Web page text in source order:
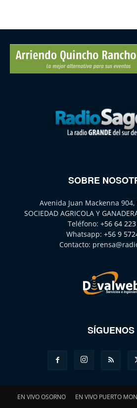
SOBRE
Avenida Juan Mackenna
SOCIEDAD AGRICOLA Y
Teléfono: +56 64
Whatsapp: +56 9
Contacto:
SÍGUENOS
EN VIVO OSORNO EN VIVO PUERTO